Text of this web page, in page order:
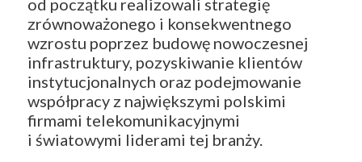
od początku realizowali strategię
zrównoważonego i konsekwentnego
wzrostu poprzez budowę nowoczesnej
infrastruktury, pozyskiwanie klientów
instytucjonalnych oraz podejmowanie
współpracy z największymi polskimi
firmami telekomunikacyjnymi
i światowymi liderami tej branży.